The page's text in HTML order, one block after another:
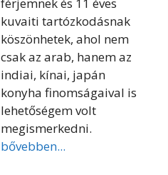
kuvaiti tartózkodásnak
köszönhetek, ahol nem
csak az arab, hanem az
indiai, kínai, japán
konyha finomságaival is
lehetőségem volt
megismerkedni.
bővebben...